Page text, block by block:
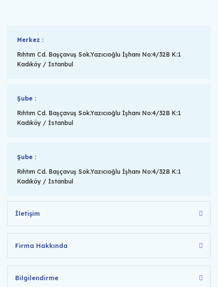
Merkez :
Rıhtım Cd. Başçavuş Sok.Yazıcıoğlu İşhanı No:4/32B K:1
Kadıköy / İstanbul
Şube :
Rıhtım Cd. Başçavuş Sok.Yazıcıoğlu İşhanı No:4/32B K:1
Kadıköy / İstanbul
Şube :
Rıhtım Cd. Başçavuş Sok.Yazıcıoğlu İşhanı No:4/32B K:1
Kadıköy / İstanbul
İletişim
Firma Hakkında
Bilgilendirme